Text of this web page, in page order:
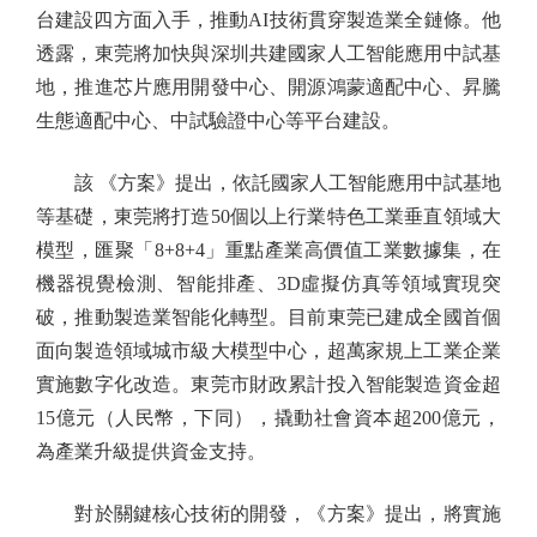
台建設四方面入手，推動AI技術貫穿製造業全鏈條。他
透露，東莞將加快與深圳共建國家人工智能應用中試基
地，推進芯片應用開發中心、開源鴻蒙適配中心、昇騰
生態適配中心、中試驗證中心等平台建設。
該 《方案》提出，依託國家人工智能應用中試基地
等基礎，東莞將打造50個以上行業特色工業垂直領域大
模型，匯聚「8+8+4」重點產業高價值工業數據集，在
機器視覺檢測、智能排產、3D虛擬仿真等領域實現突
破，推動製造業智能化轉型。目前東莞已建成全國首個
面向製造領域城市級大模型中心，超萬家規上工業企業
實施數字化改造。東莞市財政累計投入智能製造資金超
15億元（人民幣，下同），撬動社會資本超200億元，
為產業升級提供資金支持。
對於關鍵核心技術的開發，《方案》提出，將實施